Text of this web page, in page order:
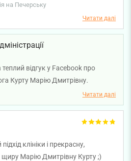
адекватне призначення.
на Печерську
Читати далі
відгук у Facebook про
Курту Марію Дмитрівну.
і щиро бажаємо вам та вашійЧитати далі
клініки і прекрасну,
Марію Дмитрівну Курту ;)